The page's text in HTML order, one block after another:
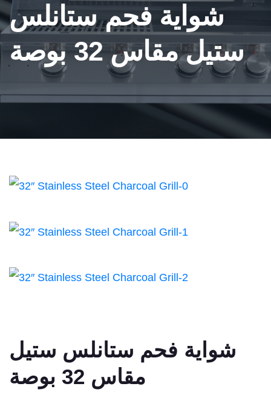
شواية فحم ستانلس
ستيل مقاس 32 بوصة
شواية فحم ستانلس ستيل
مقاس 32 بوصة